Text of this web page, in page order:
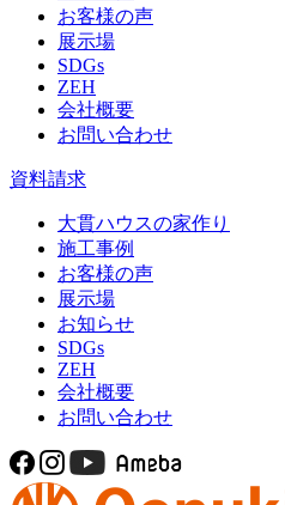
お客様の声
展示場
SDGs
ZEH
会社概要
お問い合わせ
資料請求
大貫ハウスの家作り
施工事例
お客様の声
展示場
お知らせ
SDGs
ZEH
会社概要
お問い合わせ